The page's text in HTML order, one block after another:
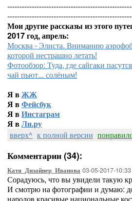
Мои другие рассказы из этого
2017 год, апрель:
Москва - Элиста. Вниманию
которой нестрашно летать!
Фотообзор: Туда, где сайгаки
чай пьют... солёным!
Я вЖЖ
Я вФейсбук
Я вИнстаграм
Я вЛи.ру
вверх^ к полной версии
Комментарии (34):
Катя_Дизайнер_Иванова 03-05-2017-10:33
Сорадуюсь, что вы увидели такую
И смотрю на фотографии и думаю: